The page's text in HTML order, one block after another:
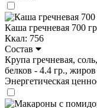
Каша гречневая 700
Ккал: 756
Состав
Крупа гречневая,
белков - 4.4 гр.,
Энергетическая